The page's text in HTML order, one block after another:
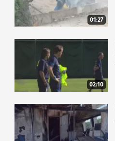
01:27
02:10